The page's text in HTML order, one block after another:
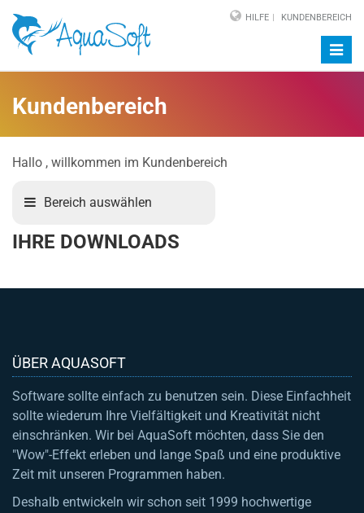
HILFE KUNDENBEREICH
auf-/
Kundenbereich
Hallo , willkommen im Kundenbereich
Bereich auswählen
IHRE DOWNLOADS
ÜBER AQUASOFT
Software sollte einfach zu benutzen sein. Diese Einfachheit
sollte wiederum Ihre Vielfältigkeit und Kreativität nicht
einschränken. Wir bei AquaSoft möchten, dass Sie den
"Wow"-Effekt erleben und lange Spaß und eine produktive
Zeit mit unseren Programmen haben.
Deshalb entwickeln wir schon seit 1999 hochwertige